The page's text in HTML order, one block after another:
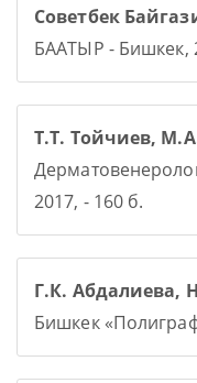
Советбек
БААТЫР - Бишкек,
Т.Т. Тойчиев,
2017, - 160 б.
Г.К. Абдалиева,
Бишкек